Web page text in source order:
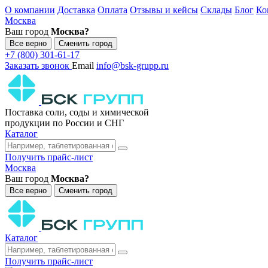
О компании Доставка Оплата Отзывы и кейсы Склады Блог
Москва
Ваш город Москва?
Все верно Сменить город
+7 (800) 301-61-17
Заказать звонок Email info@bsk-grupp.ru
Поставка соли, соды и химической
продукции по России и СНГ
Каталог
Получить прайс-лист
Москва
Ваш город Москва?
Все верно Сменить город
Каталог
Получить прайс-лист